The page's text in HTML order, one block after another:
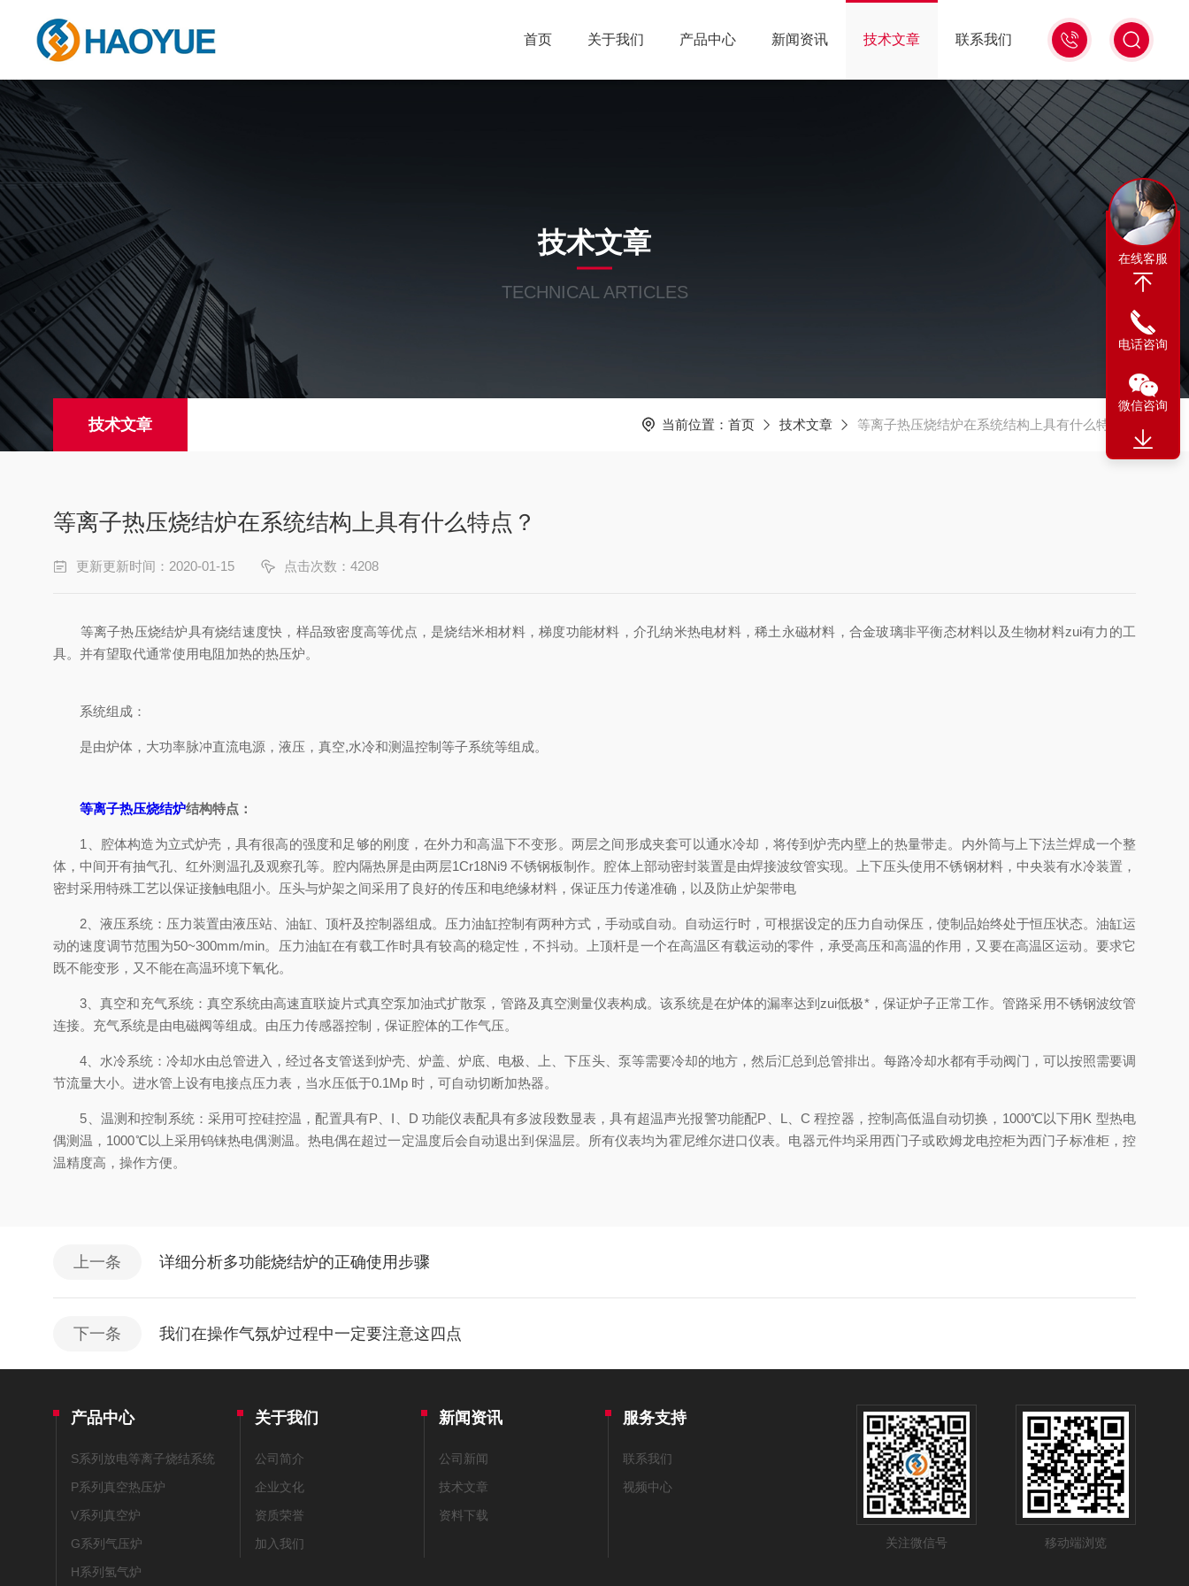
13311665350
首页 关于我们 产品中心 新闻资讯 技术文章 联系我们
技术文章
TECHNICAL ARTICLES
技术文章 当前位置： 首页 技术文章 等离子热压烧结炉在系统结构上具有什么特点？
等离子热压烧结炉在系统结构上具有什么特点？
更新更新时间：2020-01-15 点击次数：4208
等离子热压烧结炉具有烧结速度快，样品致密度高等优点，是烧结米相材料，梯度功能材料，介孔纳米热电材料，稀土永磁材料，合金玻璃非平衡态材料以及生物材料zui有力的工
具。并有望取代通常使用电阻加热的热压炉。
系统组成：
是由炉体，大功率脉冲直流电源，液压，真空,水冷和测温控制等子系统等组成。
等离子热压烧结炉结构特点：
1、腔体构造为立式炉壳，具有很高的强度和足够的刚度，在外力和高温下不变形。两层之间形成夹套可以通水冷却，将传到炉壳内壁上的热量带走。内外筒与上下法兰焊成一个整
体，中间开有抽气孔、红外测温孔及观察孔等。腔内隔热屏是由两层1Cr18Ni9 不锈钢板制作。腔体上部动密封装置是由焊接波纹管实现。上下压头使用不锈钢材料，中央装有水冷装置，
密封采用特殊工艺以保证接触电阻小。压头与炉架之间采用了良好的传压和电绝缘材料，保证压力传递准确，以及防止炉架带电
2、液压系统：压力装置由液压站、油缸、顶杆及控制器组成。压力油缸控制有两种方式，手动或自动。自动运行时，可根据设定的压力自动保压，使制品始终处于恒压状态。油缸运
动的速度调节范围为50~300mm/min。压力油缸在有载工作时具有较高的稳定性，不抖动。上顶杆是一个在高温区有载运动的零件，承受高压和高温的作用，又要在高温区运动。要求它
既不能变形，又不能在高温环境下氧化。
3、真空和充气系统：真空系统由高速直联旋片式真空泵加油式扩散泵，管路及真空测量仪表构成。该系统是在炉体的漏率达到zui低极*，保证炉子正常工作。管路采用不锈钢波纹管
连接。充气系统是由电磁阀等组成。由压力传感器控制，保证腔体的工作气压。
4、水冷系统：冷却水由总管进入，经过各支管送到炉壳、炉盖、炉底、电极、上、下压头、泵等需要冷却的地方，然后汇总到总管排出。每路冷却水都有手动阀门，可以按照需要调
节流量大小。进水管上设有电接点压力表，当水压低于0.1Mp 时，可自动切断加热器。
5、温测和控制系统：采用可控硅控温，配置具有P、I、D 功能仪表配具有多波段数显表，具有超温声光报警功能配P、L、C 程控器，控制高低温自动切换，1000℃以下用K 型热电
偶测温，1000℃以上采用钨铼热电偶测温。热电偶在超过一定温度后会自动退出到保温层。所有仪表均为霍尼维尔进口仪表。电器元件均采用西门子或欧姆龙电控柜为西门子标准柜，控
温精度高，操作方便。
上一条 详细分析多功能烧结炉的正确使用步骤
下一条 我们在操作气氛炉过程中一定要注意这四点
产品中心
S系列放电等离子烧结系统
P系列真空热压炉
V系列真空炉
G系列气压炉
H系列氢气炉
关于我们
公司简介
企业文化
资质荣誉
加入我们
新闻资讯
公司新闻
技术文章
资料下载
服务支持
联系我们
视频中心
关注微信号 移动端浏览
在线客服
电话咨询
微信咨询